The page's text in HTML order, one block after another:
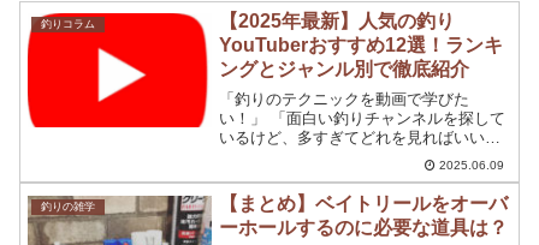
釣りコラム
【2025年最新】人気の釣り
YouTuberおすすめ12選！ランキ
ングとジャンル別で徹底紹介
「釣りのテクニックを動画で学びた
い！」 「面白い釣りチャンネルを探して
いるけど、多すぎてどれを見ればいいか
分からない…」今や、釣りの情報収集に
YouTubeは欠かせないツールとなりまし
た。プロの技を無料で学べたり、手に汗
握るファイトシーンを...
2025.06.09
釣りの雑学
【まとめ】ベイトリールをオーバ
ーホールするのに必要な道具は？